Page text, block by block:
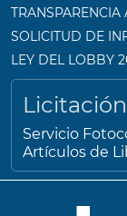
TRANSPARENCIA
SOLICITUD DE
LEY DEL LOBBY
Servicio
Artículos de